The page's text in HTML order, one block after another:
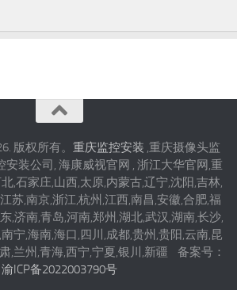
版权所有。 重庆监控安装 ,重庆摄像头监
安装公司, 海康威视官网 , 浙江大华官网,重
,石家庄,山西,太原,内蒙古,辽宁,沈阳,吉林,
苏,南京,浙江,杭州,江西,南昌,安徽,合肥,福
,济南,青岛,河南,郑州,湖北,武汉,湖南,长沙,
宁,海南,海口,四川,成都,贵州,贵阳,云南,昆
,兰州,青海,西宁,宁夏,银川,新疆 备案号：
渝ICP备2022003790号